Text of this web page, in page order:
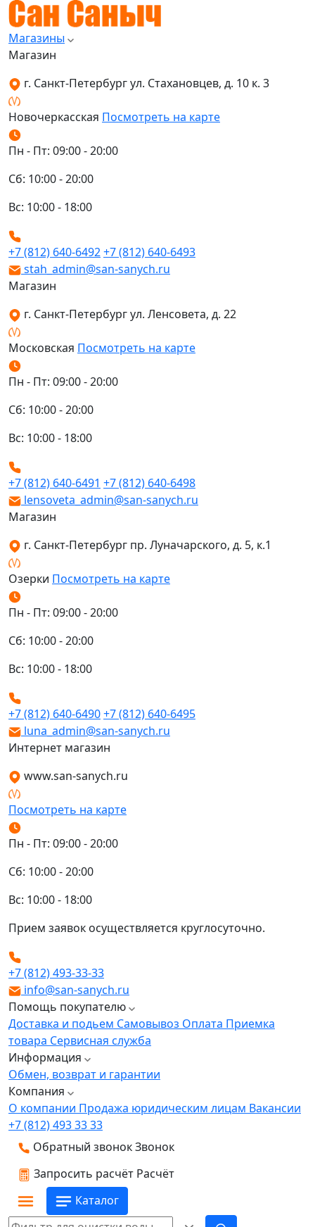
Магазины
Магазин
г. Санкт-Петербург ул. Стахановцев, д. 10 к. 3
Новочеркасская Посмотреть на карте
Пн - Пт: 09:00 - 20:00
Сб: 10:00 - 20:00
Вс: 10:00 - 18:00
+7 (812) 640-6492+7 (812) 640-6493
stah_admin@san-sanych.ru
Магазин
г. Санкт-Петербург ул. Ленсовета, д. 22
Московская Посмотреть на карте
Пн - Пт: 09:00 - 20:00
Сб: 10:00 - 20:00
Вс: 10:00 - 18:00
+7 (812) 640-6491 +7 (812) 640-6498
lensoveta_admin@san-sanych.ru
Магазин
г. Санкт-Петербург пр. Луначарского, д. 5, к.1
Озерки Посмотреть на карте
Пн - Пт: 09:00 - 20:00
Сб: 10:00 - 20:00
Вс: 10:00 - 18:00
+7 (812) 640-6490+7 (812) 640-6495
luna_admin@san-sanych.ru
Интернет магазин
www.san-sanych.ru
Посмотреть на карте
Пн - Пт: 09:00 - 20:00
Сб: 10:00 - 20:00
Вс: 10:00 - 18:00
Прием заявок осуществляется круглосуточно.
+7 (812) 493-33-33
info@san-sanych.ru
Помощь покупателю
Доставка и подьем Самовывоз Оплата Приемка
товара Сервисная служба
Информация
Обмен, возврат и гарантии
Компания
О компании Продажа юридическим лицам Вакансии
+7 (812) 493 33 33
Обратный звонокЗвонок
Запросить расчёт Расчёт
Каталог